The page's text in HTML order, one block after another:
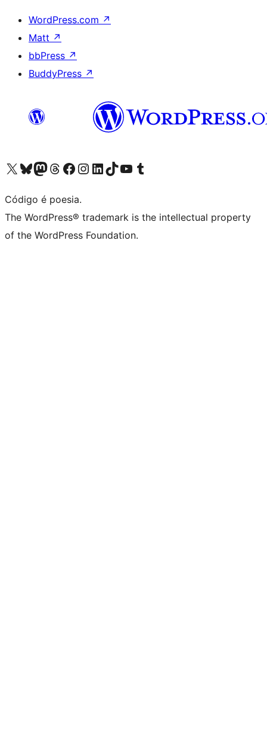
WordPress.com ↗
Matt ↗
bbPress ↗
BuddyPress ↗
Acessar nossa conta do X (antigo Twitter)
Acessar nossa conta do Bluesky
Acessar nossa conta do Mastodon
Acessar nossa conta do Threads
Acessar nossa página do Facebook
Acessar nossa conta do Instagram
Acessar nossa conta do LinkedIn
Acessar nossa conta do TikTok
Acessar nosso canal do YouTube
Acessar nossa conta no Tumblr
Código é poesia.
The WordPress® trademark is the intellectual property
of the WordPress Foundation.